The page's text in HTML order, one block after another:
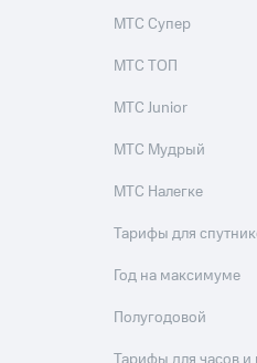
МТС Супер
МТС ТОП
МТС Junior
МТС Мудрый
МТС Налегке
Тарифы для
Год на максимуме
Полугодовой